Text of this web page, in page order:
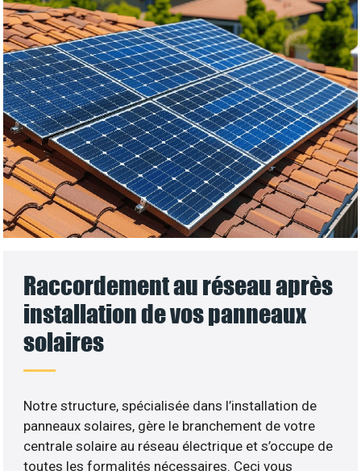
Raccordement au réseau après
installation de vos panneaux
solaires
Notre structure, spécialisée dans l’installation de
panneaux solaires, gère le branchement de votre
centrale solaire au réseau électrique et s’occupe de
toutes les formalités nécessaires. Ceci vous